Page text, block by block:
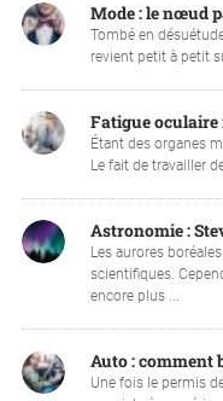
Mode : le nœud
Tombé en
revient petit à petit
Fatigue oculaire
Étant des organes
Le fait de travailler
Astronomie :
Les aurores
scientifiques.
encore plus ...
Auto : comment
Une fois le permis